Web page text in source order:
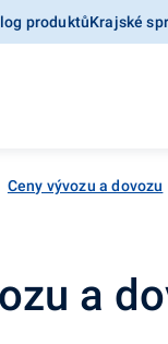
produktůKrajské
Ceny vývozu a dovozu
a